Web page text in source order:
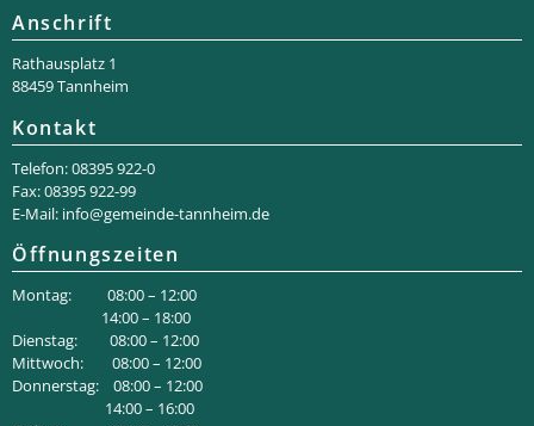
Anschrift
Rathaus­platz 1
88459 Tannheim
Kontakt
Telefon: 08395 922-0
Fax: 08395 922-99
E-Mail: info@gemeinde-tannheim.de
Öffnungszeiten
Montag: 08:00 – 12:00
14:00 – 18:00
Dienstag: 08:00 – 12:00
Mittwoch: 08:00 – 12:00
Donnerstag: 08:00 – 12:00
14:00 – 16:00